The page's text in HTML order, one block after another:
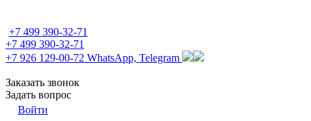
+7 499 390-32-71
+7 499 390-32-71
+7 926 129-00-72 WhatsApp, Telegram
Заказать звонок
Задать вопрос
Войти